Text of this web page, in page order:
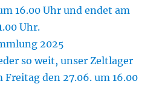
16.00 Uhr und endet am
Uhr.
2025
so weit, unser Zeltlager
den 27.06. um 16.00